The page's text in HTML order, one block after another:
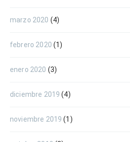
marzo 2020 (4)
febrero 2020 (1)
enero 2020 (3)
diciembre 2019 (4)
noviembre 2019 (1)